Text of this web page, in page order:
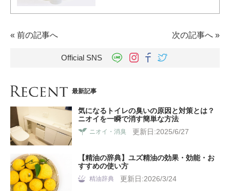
« 前の記事へ 次の記事へ »
Official SNS
最新記事
気になるトイレの臭いの原因と対策とは？
ニオイを一瞬で消す簡単な方法
ニオイ・消臭 更新日:2025/6/27
【精油の辞典】ユズ精油の効果・効能・お
すすめの使い方
精油辞典 更新日:2026/3/24